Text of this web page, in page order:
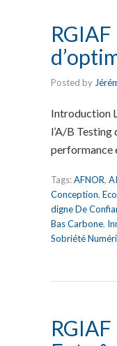
Posted by
Introduction
l’A/B
performance
Tags:AFNOR,
Conception,
digne De
Bas Carbone,
Sobriété